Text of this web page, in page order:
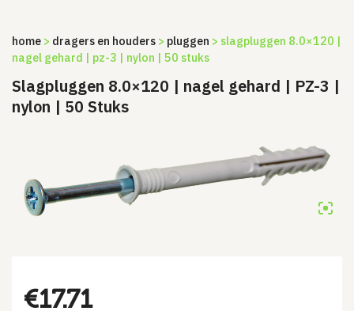
home > dragers en houders > pluggen > slagpluggen 8.0×120 |
nagel gehard | pz-3 | nylon | 50 stuks
Slagpluggen 8.0×120 | nagel gehard | PZ-3 |
nylon | 50 Stuks
€17.71